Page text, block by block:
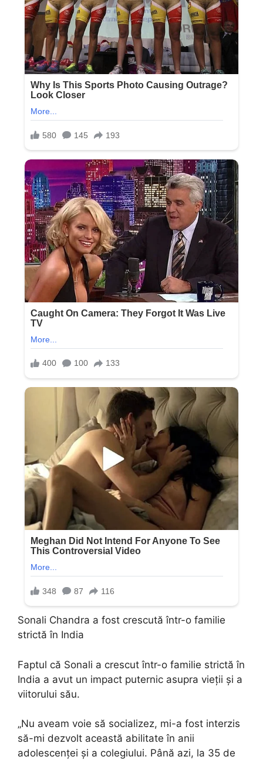
Sonali Chandra a fost crescută într-o familie
strictă în India
Faptul că Sonali a crescut într-o familie strictă în
India a avut un impact puternic asupra vieţii şi a
viitorului său.
„Nu aveam voie să socializez, mi-a fost interzis
să-mi dezvolt această abilitate în anii
adolescenței și a colegiului. Până azi, la 35 de